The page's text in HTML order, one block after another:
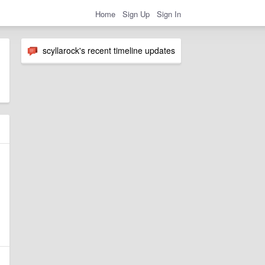
Home Sign Up Sign In
scyllarock's recent timeline updates